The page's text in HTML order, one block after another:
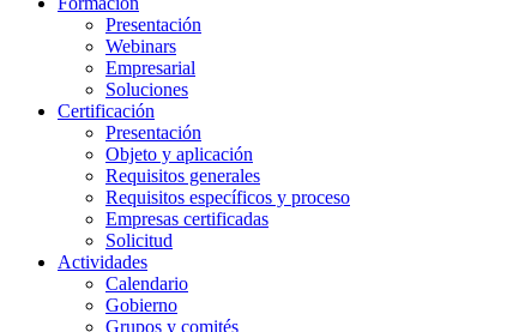
Presentación
Webinars
Empresarial
Soluciones
Certificación
Presentación
Objeto y aplicación
Requisitos generales
Requisitos específicos y proceso
Empresas certificadas
Solicitud
Actividades
Calendario
Gobierno
Grupos y comités